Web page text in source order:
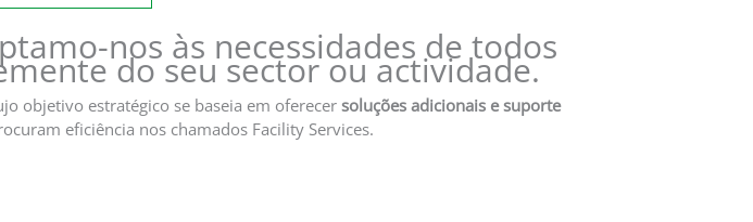
nos às necessidades de todos
do seu sector ou actividade.
objetivo estratégico se baseia em oferecer soluções adicionais e suporte
eficiência nos chamados Facility Services.